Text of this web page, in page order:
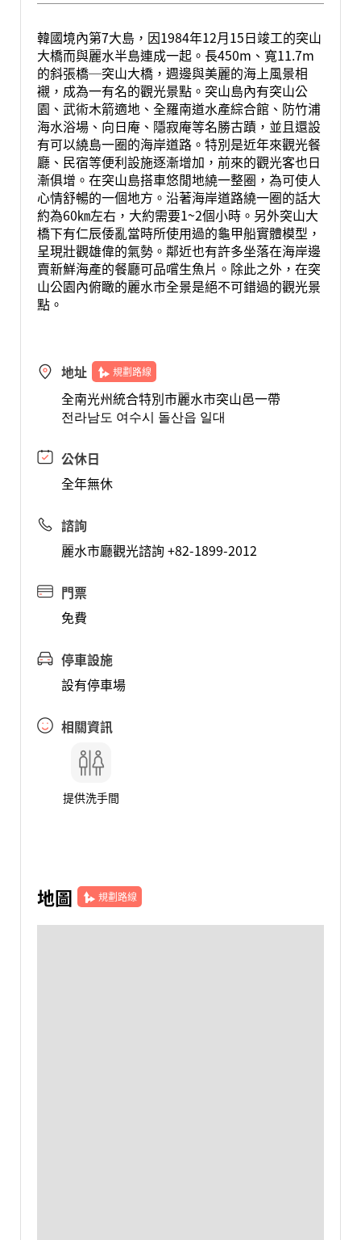
韓國境內第7大島，因1984年12月15日竣工的突山
大橋而與麗水半島連成一起。長450m、寬11.7m
的斜張橋─突山大橋，週邊與美麗的海上風景相
襯，成為一有名的觀光景點。突山島內有突山公
園、武術木箭適地、全羅南道水產綜合館、防竹浦
海水浴場、向日庵、隱寂庵等名勝古蹟，並且還設
有可以繞島一圈的海岸道路。特別是近年來觀光餐
廳、民宿等便利設施逐漸增加，前來的觀光客也日
漸俱增。在突山島搭車悠閒地繞一整圈，為可使人
心情舒暢的一個地方。沿著海岸道路繞一圈的話大
約為60㎞左右，大約需要1~2個小時。另外突山大
橋下有仁辰倭亂當時所使用過的龜甲船實體模型，
呈現壯觀雄偉的氣勢。鄰近也有許多坐落在海岸邊
賣新鮮海產的餐廳可品嚐生魚片。除此之外，在突
山公園內俯瞰的麗水市全景是絕不可錯過的觀光景
點。
地址 規劃路線
全南光州統合特別市麗水市突山邑一帶
전라남도 여수시 돌산읍 일대
公休日
全年無休
諮詢
麗水市廳觀光諮詢 +82-1899-2012
門票
免費
停車設施
設有停車場
相關資訊
提供洗手間
地圖 規劃路線